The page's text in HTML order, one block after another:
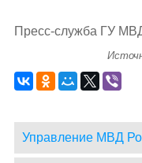
Пресс-служба ГУ
Управление МВД